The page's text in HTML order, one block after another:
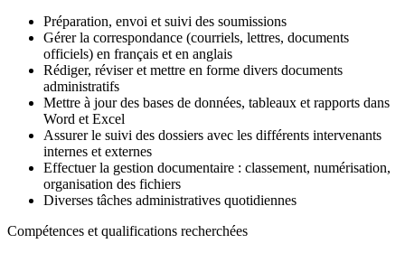
Préparation, envoi et suivi des soumissions
Gérer la correspondance (courriels, lettres, documents
officiels) en français et en anglais
Rédiger, réviser et mettre en forme divers documents
administratifs
Mettre à jour des bases de données, tableaux et rapports dans
Word et Excel
Assurer le suivi des dossiers avec les différents intervenants
internes et externes
Effectuer la gestion documentaire : classement, numérisation,
organisation des fichiers
Diverses tâches administratives quotidiennes
Compétences et qualifications recherchées